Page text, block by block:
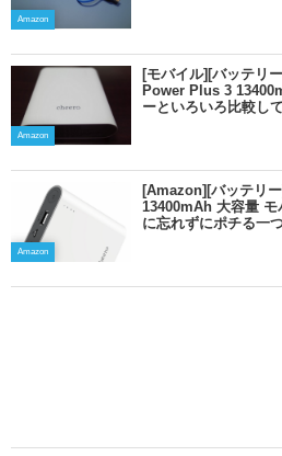
Amazon
Amazon
[モバイル][バッテリ
Power Plus 3
ーといろいろ比較し
Amazon
[Amazon][バッテリ
13400mAh 大容量
に忘れずにポチる一